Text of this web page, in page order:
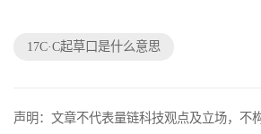
17C·C起草口是什么意思
声明：文章不代表量链科技观点及立场，不